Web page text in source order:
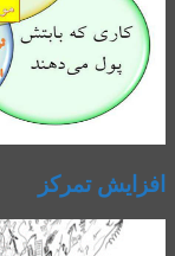
افزایش تمرکز